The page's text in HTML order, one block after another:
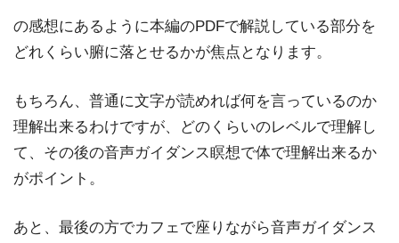
の感想にあるように本編のPDFで解説している部分を
どれくらい腑に落とせるかが焦点となります。
もちろん、普通に文字が読めれば何を言っているのか
理解出来るわけですが、どのくらいのレベルで理解し
て、その後の音声ガイダンス瞑想で体で理解出来るか
がポイント。
あと、最後の方でカフェで座りながら音声ガイダンス